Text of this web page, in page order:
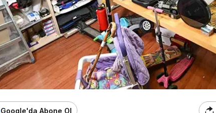
Google'da Abone Ol